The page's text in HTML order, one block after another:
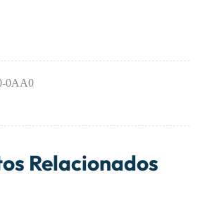
0AA0
Relacionados